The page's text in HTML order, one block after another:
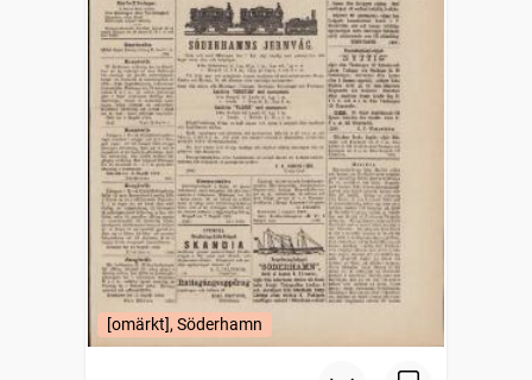
[omärkt], Söderhamn